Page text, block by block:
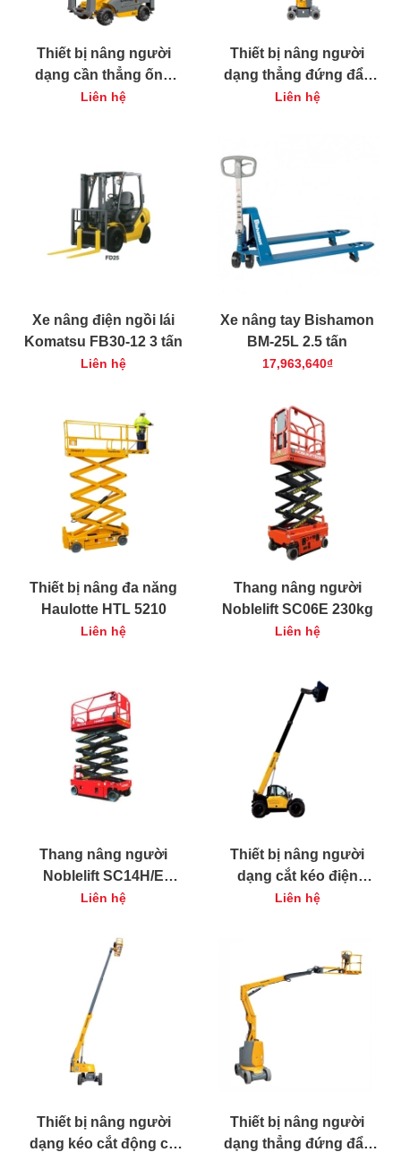
Thiết bị nâng người
dạng cần thẳng ống
lồng Haulotte HT43 RTJ
Liên hệ
Thiết bị nâng người
dạng thẳng đứng đẩy
tay Haulotte QUICK-UP
Liên hệ
Xe nâng điện ngồi lái
Komatsu FB30-12 3 tấn
Liên hệ
Xe nâng tay Bishamon
BM-25L 2.5 tấn
17,963,640₫
Thiết bị nâng đa năng
Haulotte HTL 5210
Liên hệ
Thang nâng người
Noblelift SC06E 230kg
Liên hệ
Thang nâng người
Noblelift SC14H/E
200kg
Liên hệ
Thiết bị nâng người
dạng cắt kéo điện
Haulotte Compact 14
Liên hệ
Thiết bị nâng người
dạng kéo cắt động cơ
Thiết bị nâng người
dạng thẳng đứng đẩy